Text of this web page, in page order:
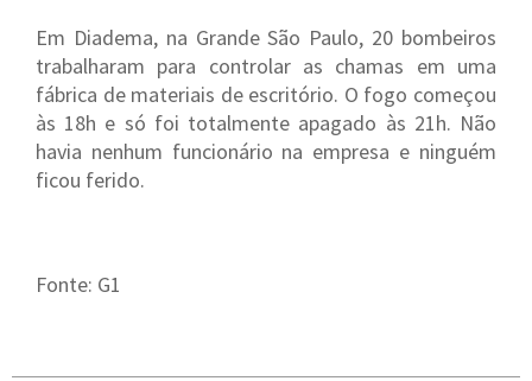
Em Diadema, na Grande São Paulo, 20 bombeiros
trabalharam para controlar as chamas em uma
fábrica de materiais de escritório. O fogo começou
às 18h e só foi totalmente apagado às 21h. Não
havia nenhum funcionário na empresa e ninguém
ficou ferido.
Fonte: G1